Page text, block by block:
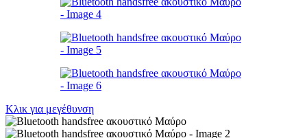
Κλικ για μεγέθυνση